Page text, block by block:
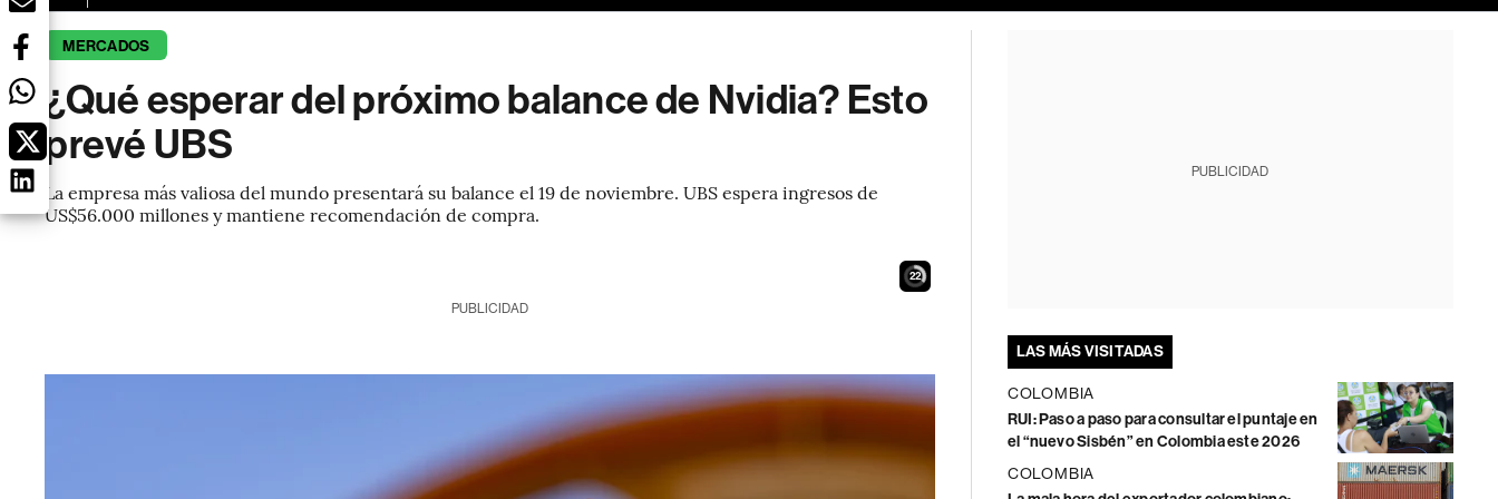
MERCADOS
¿Qué esperar del próximo balance de Nvidia? Esto
prevé UBS
La empresa más valiosa del mundo presentará su balance el 19 de noviembre. UBS espera ingresos de
US$56.000 millones y mantiene recomendación de compra.
21
PUBLICIDAD
PUBLICIDAD
LAS MÁS VISITADAS
COLOMBIA
RUI: Paso a paso para consultar el puntaje en
el “nuevo Sisbén” en Colombia este 2026
COLOMBIA